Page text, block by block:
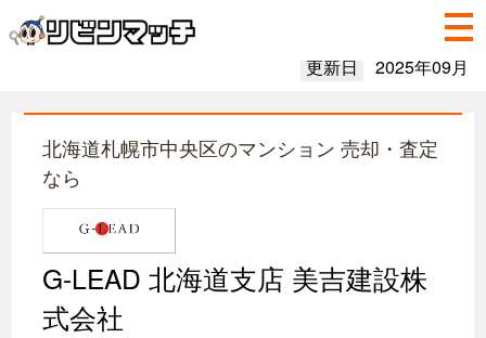
更新日 2025年09月
北海道札幌市中央区のマンション 売却・査定
なら
G-LEAD 北海道支店 美吉建設株
式会社